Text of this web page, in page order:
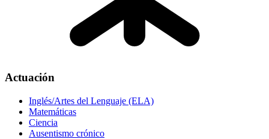
Actuación
Inglés/Artes del Lenguaje (ELA)
Matemáticas
Ciencia
Ausentismo crónico